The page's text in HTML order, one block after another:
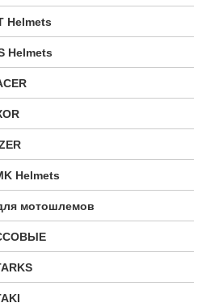
Helmets
Helmets
Helmets
мотошлемов